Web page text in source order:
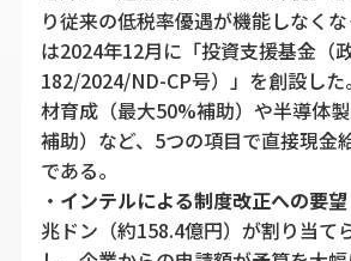
り従来の低税率優遇が機能しなく
は2024年12月に「投資支援基金（
182/2024/ND-CP号）」を創設した
材育成（最大50%補助）や半導体
補助）など、5つの項目で直接現金
である。
・ インテルによる制度改正への要望
兆ドン（約158.4億円）が割り当て